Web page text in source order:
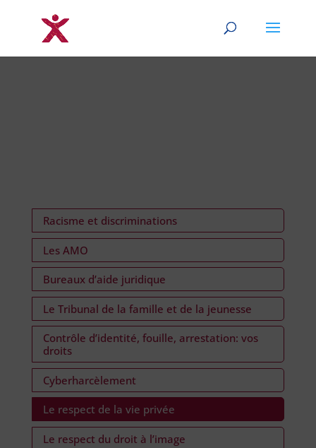
Racisme et discriminations
Les AMO
Bureaux d’aide juridique
Le Tribunal de la famille et de la jeunesse
Contrôle d’identité, fouille, arrestation: vos
droits
Cyberharcèlement
Le respect de la vie privée
Le respect du droit à l’image